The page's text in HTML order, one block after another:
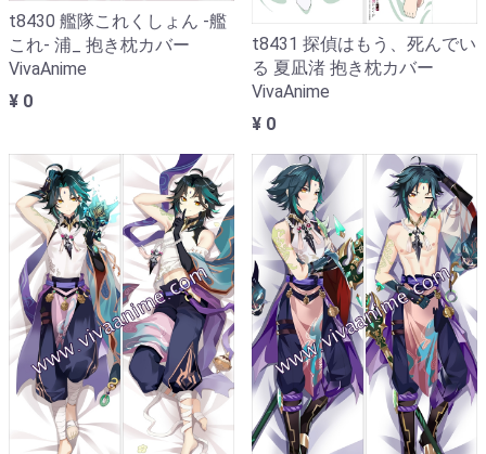
t8430 艦隊これくしょん -艦
これ- 浦_ 抱き枕カバー
VivaAnime
¥ 0
t8431 探偵はもう、死んでい
る 夏凪渚 抱き枕カバー
VivaAnime
¥ 0